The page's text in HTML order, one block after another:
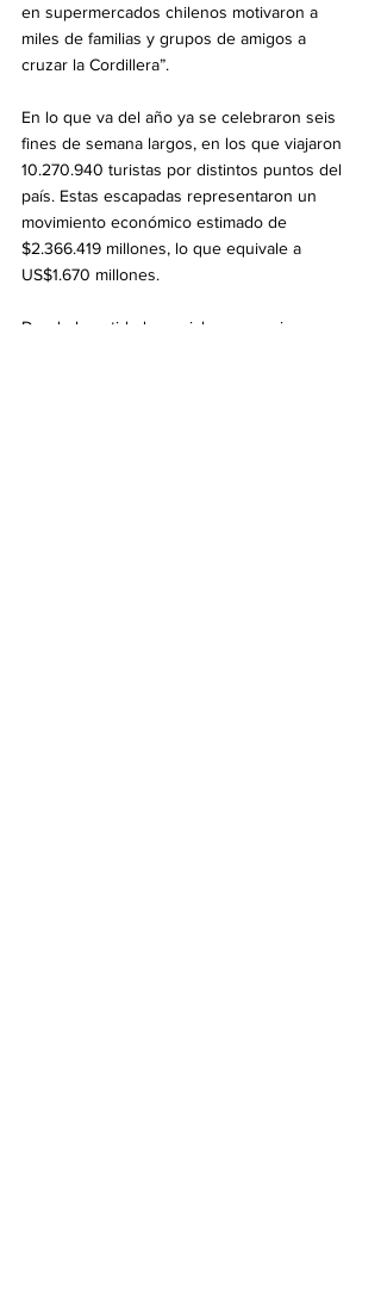
en supermercados chilenos motivaron a
miles de familias y grupos de amigos a
cruzar la Cordillera”.
En lo que va del año ya se celebraron seis
fines de semana largos, en los que viajaron
10.270.940 turistas por distintos puntos del
país. Estas escapadas representaron un
movimiento económico estimado de
$2.366.419 millones, lo que equivale a
US$1.670 millones.
Desde la entidad gremial-empresaria